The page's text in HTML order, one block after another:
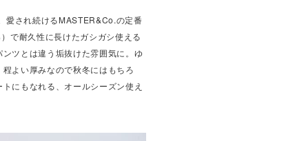
愛され続けるMASTER&Co.の定番
で耐久性に長けたガシガシ使える
ツとは違う垢抜けた雰囲気に。ゆ
よい厚みなので秋冬にはもちろ
にもなれる、オールシーズン使え